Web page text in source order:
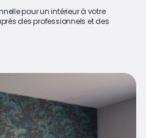
pour un intérieur à votre
des professionnels et des